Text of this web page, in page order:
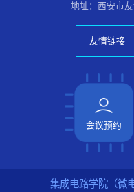
地址：西安市
友情链接
会议预约
集成电路学院（微